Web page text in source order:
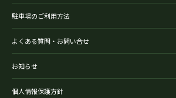
駐車場のご利用方法
よくある質問・お問い合せ
お知らせ
個人情報保護方針